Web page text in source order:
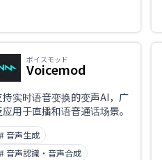
ボイスモッド
Voicemod
持实时语音变换的变声AI，广
应用于直播和语音通话场景。
# 音声生成
# 音声認識・音声合成